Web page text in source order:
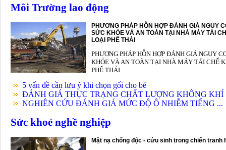
Môi Trường lao động
PHƯƠNG PHÁP HỖN HỢP ĐÁNH GIÁ NGUY
SỨC KHỎE VÀ AN TOÀN TẠI NHÀ MÁY TÁI
LOẠI PHẾ THẢI
PHƯƠNG PHÁP HỖN HỢP ĐÁNH GIÁ NGUY
KHỎE VÀ AN TOÀN TẠI NHÀ MÁY TÁI CHẾ
PHẾ THẢI
5 vấn đề cần lưu ý khi chọn gối cho bé
ĐÁNH GIÁ THỰC TRẠNG CHẤT LƯỢNG KHÔNG KHÍ
NGHIÊN CỨU ĐÁNH GIÁ MỨC ĐỘ Ô NHIỄM TIẾNG ...
Sức khoẻ nghề nghiệp
Mặt nạ chống độc - cứu sinh trong chiến tranh